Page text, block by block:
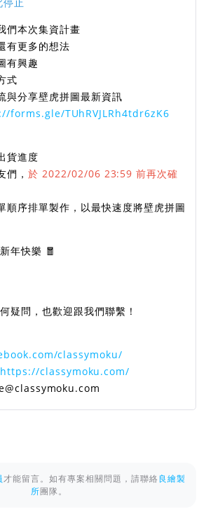
止
們本次集資計畫
有更多的想法
有興趣
式
與分享壁虎拼圖最新資訊
forms.gle/TUhRVJLRh4tdr6zK6
貨進度
們， 於 2022/02/06 23:59 前再次確
順序排單製作，以最快速度將壁虎拼圖
年快樂 🧧
疑問，也歡迎跟我們聯繫！
classymoku/
https://classymoku.com/
才能留言。如有專案相關問題，請聯絡良繪製
所團隊。